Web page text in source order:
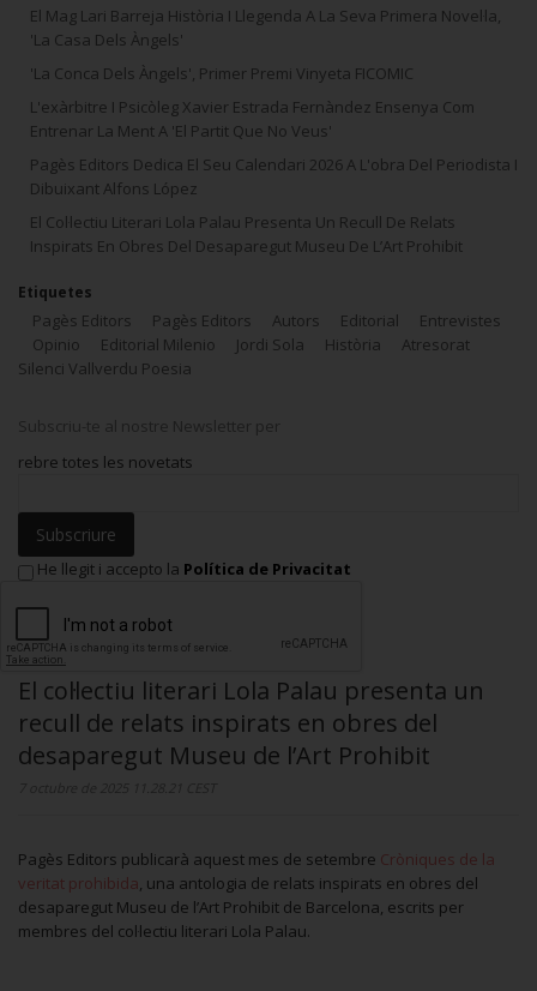
El Mag Lari Barreja Història I Llegenda A La Seva Primera Novel·la,
'La Casa Dels Àngels'
'La Conca Dels Àngels', Primer Premi Vinyeta FICOMIC
L'exàrbitre I Psicòleg Xavier Estrada Fernàndez Ensenya Com
Entrenar La Ment A 'El Partit Que No Veus'
Pagès Editors Dedica El Seu Calendari 2026 A L'obra Del Periodista I
Dibuixant Alfons López
El Col·lectiu Literari Lola Palau Presenta Un Recull De Relats
Inspirats En Obres Del Desaparegut Museu De L’Art Prohibit
Etiquetes
Pagès Editors Pagès Editors Autors Editorial
Entrevistes
Opinio
Editorial Milenio Jordi Sola Història
Atresorat
Silenci Vallverdu Poesia
Subscriu-te al nostre Newsletter per
rebre totes les novetats
Subscriure
He llegit i accepto la Política de Privacitat
El col·lectiu literari Lola Palau presenta un
recull de relats inspirats en obres del
desaparegut Museu de l’Art Prohibit
7 octubre de 2025 11.28.21 CEST
Pagès Editors publicarà aquest mes de setembre Cròniques de la
veritat prohibida, una antologia de relats inspirats en obres del
desaparegut Museu de l’Art Prohibit de Barcelona, escrits per
membres del col·lectiu literari Lola Palau.